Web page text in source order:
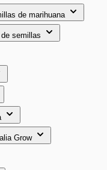
de marihuana
semillas
Grow